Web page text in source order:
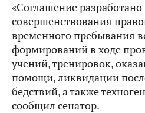
«Соглашение разработано
совершенствования
временного пребывания
формирований в ходе
учений, тренировок,
помощи, ликвидации
бедствий, а также
сообщил сенатор.